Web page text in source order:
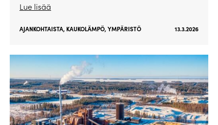
Lue lisää
AJANKOHTAISTA, KAUKOLÄMPÖ,YMPÄRISTÖ 13.3.2026